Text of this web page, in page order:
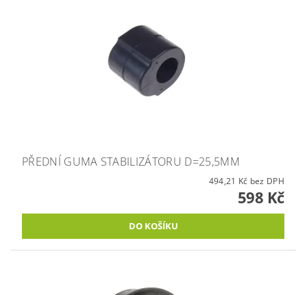
PŘEDNÍ GUMA STABILIZÁTORU D=25,5MM
494,21 Kč bez DPH
598 Kč